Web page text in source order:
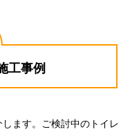
工事例
ます。ご検討中のトイレ